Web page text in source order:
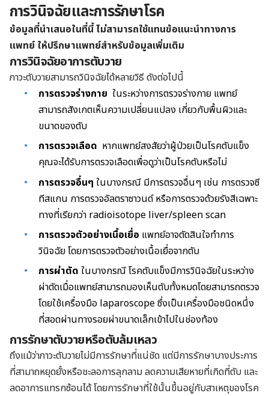
การวินิจฉัยและการรักษาโรค
ข้อมูลที่นำเสนอในที่นี้ ไม่สามารถใช้แทนข้อแนะนำทางการ
แพทย์ ให้ปรึกษาแพทย์สำหรับข้อมูลเพิ่มเติม
การวินิจฉัยอาการตับวาย
ภาวะตับวายสามารถวินิจฉัยได้หลายวิธี ดังต่อไปนี้
การตรวจร่างกาย ในระหว่างการตรวจร่างกาย แพทย์
สามารถสังเกตเห็นความเปลี่ยนแปลง เกี่ยวกับพื้นผิวและ
ขนาดของตับ
การตรวจเลือด หากแพทย์สงสัยว่าผู้ป่วยเป็นโรคตับแข็ง
คุณจะได้รับการตรวจเลือดเพื่อดูว่าเป็นโรคตับหรือไม่
การตรวจอื่นๆ ในบางกรณี มีการตรวจอื่นๆ เช่น การตรวจซี
ทีสแกน การตรวจอัลตราซาวนด์ หรือการตรวจด้วยรังสีเฉพาะ
ทางที่เรียกว่า radioisotope liver/spleen scan
การตรวจตัวอย่างเนื้อเยื่อ แพทย์อาจตัดสินใจทำการ
วินิจฉัย โดยการตรวจตัวอย่างเนื้อเยื่อจากตับ
การผ่าตัด ในบางกรณีโรคตับแข็งมีการวินิจฉัยในระหว่าง
ผ่าตัดเมื่อแพทย์สามารถมองเห็นตับทั้งหมดโดยสามารถตรวจ
โดยใช้เครื่องมือ laparoscope ซึ่งเป็นเครื่องมือชนิดหนึ่ง
ที่สอดผ่านทางรอยผ่าขนาดเล็กเข้าไปในช่องท้อง
การรักษาตับวายหรือตับล้มเหลว
ถึงแม้ว่าภาวะตับวายไม่มีการรักษาที่แน่ชัด แต่มีการรักษาบางประการ
ที่สามาถหยุดยั้งหรือชะลอการลุกลาม ลดความเสียหายที่เกิดที่ตับ และ
ลดอาการแทรกซ้อนได้ โดยการรักษาที่ใช้นั้นขึ้นอยู่กับสาเหตุของโรค